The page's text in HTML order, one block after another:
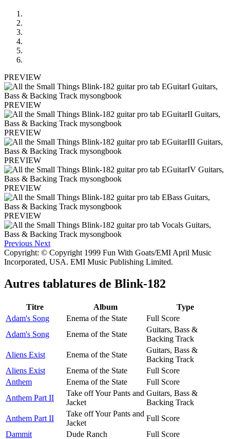
PREVIEW
PREVIEW
PREVIEW
PREVIEW
PREVIEW
PREVIEW
Previous Next
Copyright: © Copyright 1999 Fun With Goats/EMI April Music
Incorporated, USA. EMI Music Publishing Limited.
Autres tablatures de Blink-182
Titre Album
Type
Adam's Song
Enema of the State
Full Score
Adam's Song
Enema of the State
Guitars, Bass &
Backing Track
Aliens Exist
Enema of the State
Guitars, Bass &
Backing Track
Aliens Exist
Enema of the State
Full Score
Anthem
Enema of the State
Full Score
Anthem Part II
Take off Your Pants and
Jacket
Guitars, Bass &
Backing Track
Anthem Part II
Take off Your Pants and
Jacket
Full Score
Dammit
Dude Ranch
Full Score